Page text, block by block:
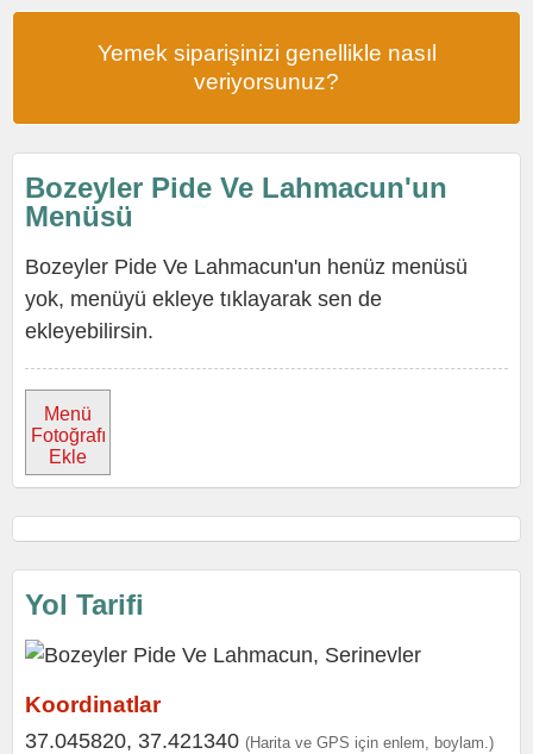
Yemek siparişinizi genellikle nasıl
veriyorsunuz?
Bozeyler Pide Ve Lahmacun'un
Menüsü
Bozeyler Pide Ve Lahmacun'un henüz menüsü
yok, menüyü ekleye tıklayarak sen de
ekleyebilirsin.
Menü
Fotoğrafı
Ekle
Yol Tarifi
Koordinatlar
37.045820, 37.421340 (Harita ve GPS için enlem, boylam.)